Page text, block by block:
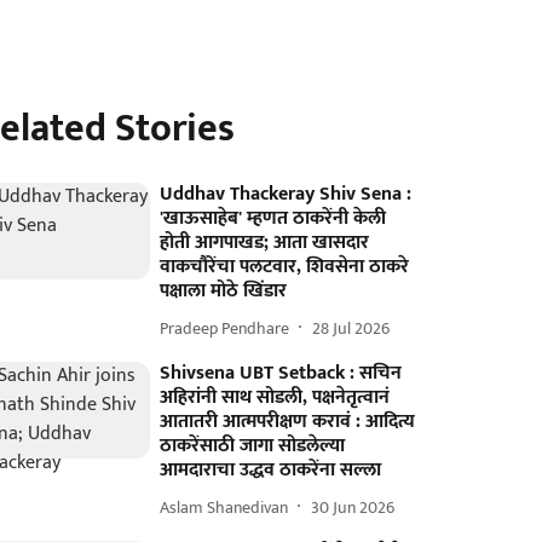
Stories
Uddhav Thackeray Shiv Sena :
'खाऊसाहेब' म्हणत ठाकरेंनी केली
होती आगपाखड; आता खासदार
वाकचौरेंचा पलटवार, शिवसेना ठाकरे
पक्षाला मोठे खिंडार
Pradeep Pendhare 28 Jul 2026
Shivsena UBT Setback : सचिन
अहिरांनी साथ सोडली, पक्षनेतृत्वानं
आतातरी आत्मपरीक्षण करावं : आदित्य
ठाकरेंसाठी जागा सोडलेल्या
आमदाराचा उद्धव ठाकरेंना सल्ला
Aslam Shanedivan 30 Jun 2026